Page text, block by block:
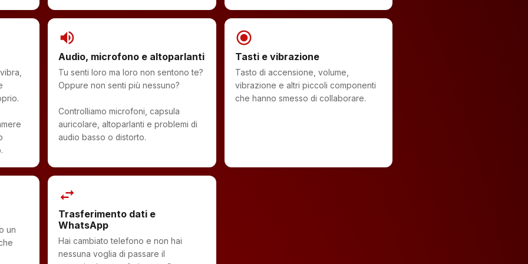
volume_up
Audio, microfono e altoparlanti
Tu senti loro ma loro non sentono te?
Oppure non senti più nessuno?
Controlliamo microfoni, capsula
auricolare, altoparlanti e problemi di
audio basso o distorto.
radio_button_checked
Tasti e vibrazione
Tasto di accensione, volume,
vibrazione e altri piccoli componenti
che hanno smesso di collaborare.
un
swap_horiz
Trasferimento dati e
WhatsApp
Hai cambiato telefono e non hai
nessuna voglia di passare il